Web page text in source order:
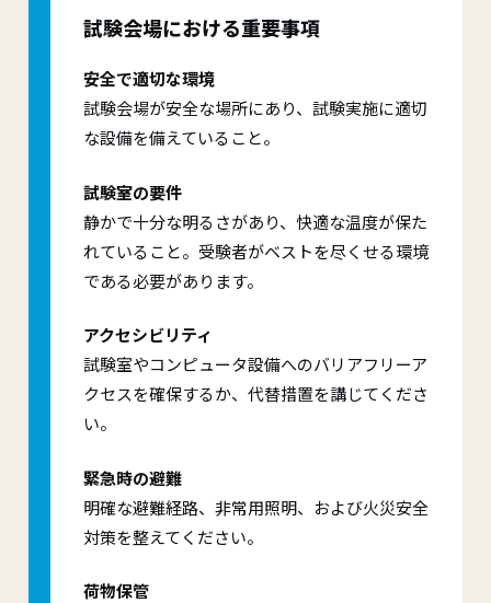
試験会場における重要事項
安全で適切な環境
試験会場が安全な場所にあり、試験実施に適切
な設備を備えていること。
試験室の要件
静かで十分な明るさがあり、快適な温度が保た
れていること。受験者がベストを尽くせる環境
である必要があります。
アクセシビリティ
試験室やコンピュータ設備へのバリアフリーア
クセスを確保するか、代替措置を講じてくださ
い。
緊急時の避難
明確な避難経路、非常用照明、および火災安全
対策を整えてください。
荷物保管